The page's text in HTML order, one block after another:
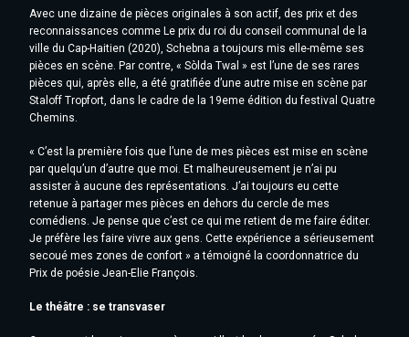
Avec une dizaine de pièces originales à son actif, des prix et des
reconnaissances comme Le prix du roi du conseil communal de la
ville du Cap-Haitien (2020), Schebna a toujours mis elle-même ses
pièces en scène. Par contre, « Sòlda Twal » est l’une de ses rares
pièces qui, après elle, a été gratifiée d’une autre mise en scène par
Staloff Tropfort, dans le cadre de la 19eme édition du festival Quatre
Chemins.
« C’est la première fois que l’une de mes pièces est mise en scène
par quelqu’un d’autre que moi. Et malheureusement je n’ai pu
assister à aucune des représentations. J’ai toujours eu cette
retenue à partager mes pièces en dehors du cercle de mes
comédiens. Je pense que c’est ce qui me retient de me faire éditer.
Je préfère les faire vivre aux gens. Cette expérience a sérieusement
secoué mes zones de confort » a témoigné la coordonnatrice du
Prix de poésie Jean-Elie François.
Le théâtre : se transvaser